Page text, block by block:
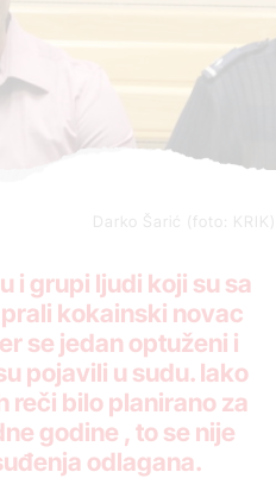
Darko Šarić (foto: KRIK)
i grupi ljudi koji su sa
kokainski novac
se jedan optuženi i
pojavili u sudu. Iako
reči bilo planirano za
godine , to se nije
odlagana.